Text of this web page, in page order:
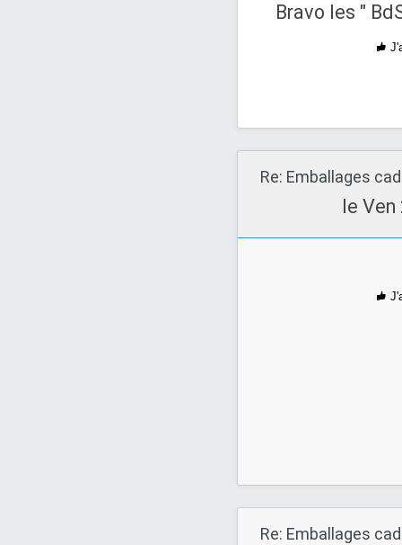
Bravo les "
Re: Emballages
le Ven
Re: Emballages